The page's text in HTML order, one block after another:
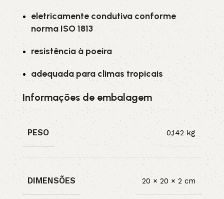
eletricamente condutiva conforme
norma ISO 1813
resistência à poeira
adequada para climas tropicais
Informações de embalagem
PESO 0,142 kg
DIMENSÕES 20 × 20 × 2 cm